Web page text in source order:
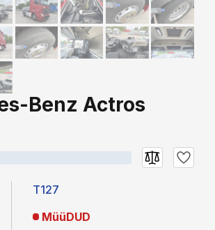
Benz Actros
T127
MüüDUD